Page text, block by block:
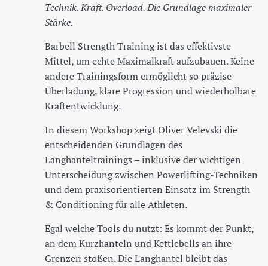
Technik. Kraft. Overload. Die Grundlage maximaler
Stärke.
Barbell Strength Training ist das effektivste
Mittel, um echte Maximalkraft aufzubauen. Keine
andere Trainingsform ermöglicht so präzise
Überladung, klare Progression und wiederholbare
Kraftentwicklung.
In diesem Workshop zeigt Oliver Velevski die
entscheidenden Grundlagen des
Langhanteltrainings – inklusive der wichtigen
Unterscheidung zwischen Powerlifting-Techniken
und dem praxisorientierten Einsatz im Strength
& Conditioning für alle Athleten.
Egal welche Tools du nutzt: Es kommt der Punkt,
an dem Kurzhanteln und Kettlebells an ihre
Grenzen stoßen. Die Langhantel bleibt das